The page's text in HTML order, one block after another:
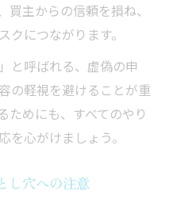
買主からの信頼を損ね、
につながります。
と呼ばれる、虚偽の申
の軽視を避けることが重
ためにも、すべてのやり
を心がけましょう。
し穴への注意